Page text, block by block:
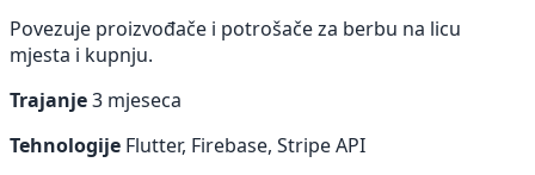
Povezuje proizvođače i potrošače za berbu na licu
mjesta i kupnju.
Trajanje3 mjeseca
Tehnologije Flutter, Firebase, Stripe API